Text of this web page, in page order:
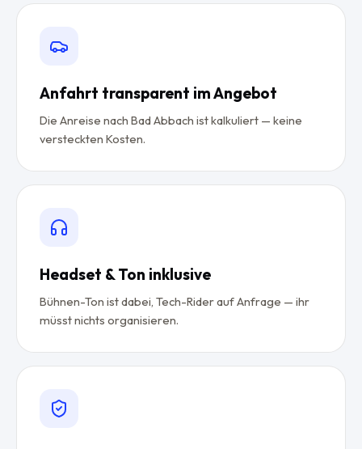
Anfahrt transparent im Angebot
Die Anreise nach Bad Abbach ist kalkuliert — keine
versteckten Kosten.
Headset & Ton inklusive
Bühnen-Ton ist dabei, Tech-Rider auf Anfrage — ihr
müsst nichts organisieren.